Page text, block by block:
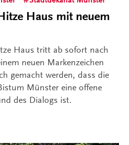
Haus mit neuem
Haus tritt ab sofort nach
neuen Markenzeichen
gemacht werden, dass die
Münster eine offene
des Dialogs ist.